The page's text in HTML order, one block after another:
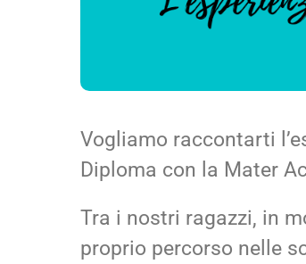
Vogliamo raccontarti
Diploma con la Mater
Tra i nostri ragazzi, in
proprio percorso nelle